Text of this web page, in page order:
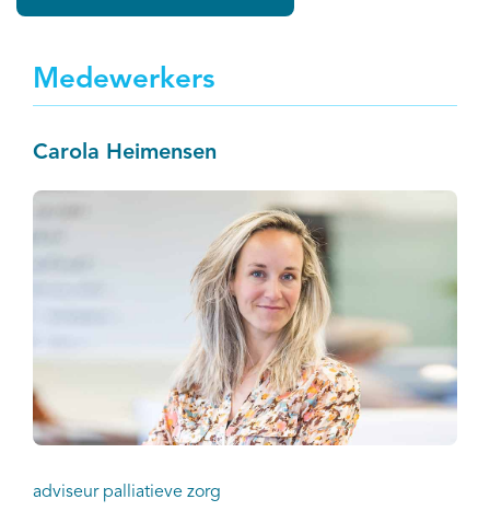
Medewerkers
Carola Heimensen
adviseur palliatieve zorg